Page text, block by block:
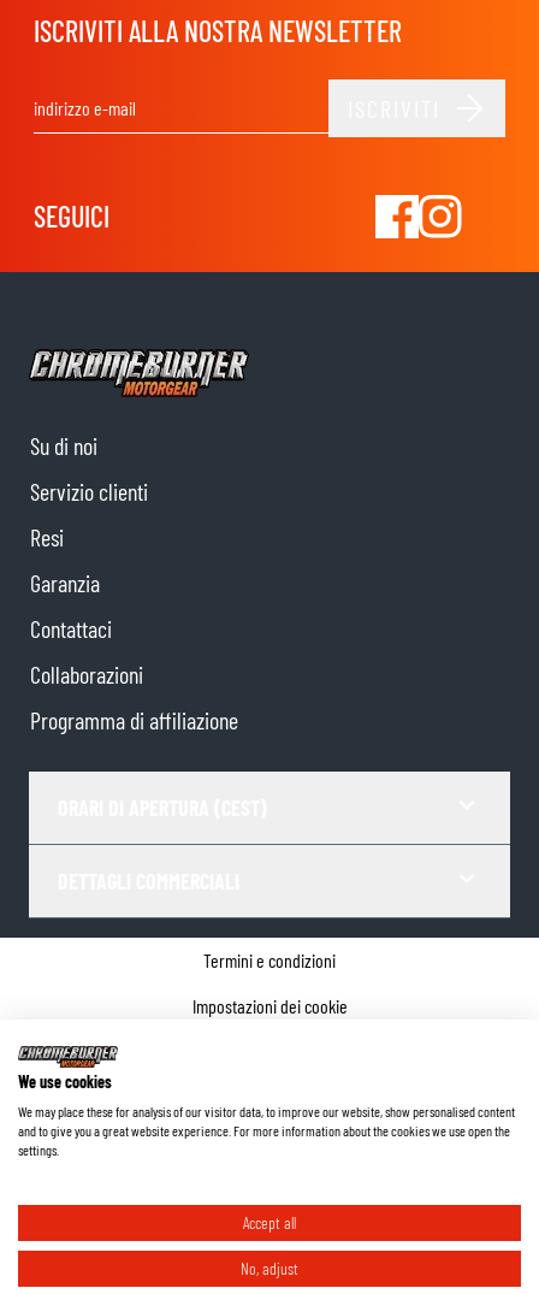
ISCRIVITI ALLA NOSTRA NEWSLETTER
SEGUICI
Su di noi
Servizio clienti
Resi
Garanzia
Contattaci
Collaborazioni
Programma di affiliazione
Termini e condizioni
Impostazioni dei cookie
©2026ChromeBurner - Tutti i diritti riservati.
We use cookies
We may place these for analysis of our visitor data, to improve our website, show personalised content
and to give you a great website experience. For more information about the cookies we use open the
settings.
Accept all
No, adjust